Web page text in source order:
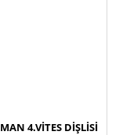
4.VITES DIŞLISI